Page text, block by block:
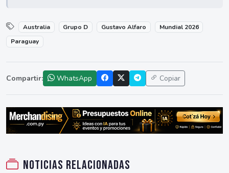
Australia Grupo D Gustavo Alfaro
Mundial 2026
Paraguay
Compartir: WhatsApp Copiar
Noticias relacionadas